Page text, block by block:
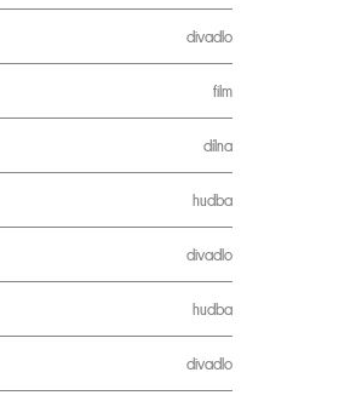
divadlo
film
dílna
hudba
divadlo
hudba
divadlo